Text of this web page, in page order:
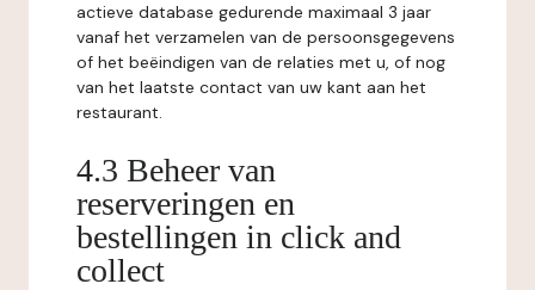
actieve database gedurende maximaal 3 jaar
vanaf het verzamelen van de persoonsgegevens
of het beëindigen van de relaties met u, of nog
van het laatste contact van uw kant aan het
restaurant.
4.3 Beheer van
reserveringen en
bestellingen in click and
collect